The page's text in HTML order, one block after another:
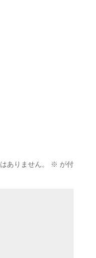
ありません。 ※ が付